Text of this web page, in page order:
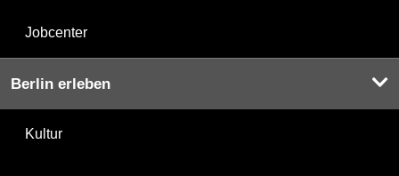
Jobcenter
Berlin erleben
Kultur